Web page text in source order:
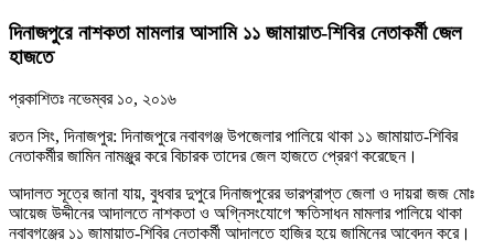
দিনাজপুরে নাশকতা মামলার আসামি ১১ জামায়াত-শিবির নেতাকর্মী জেল
হাজতে
প্রকাশিতঃ নভেম্বর ১০, ২০১৬
রতন সিং, দিনাজপুর: দিনাজপুরে নবাবগঞ্জ উপজেলার পালিয়ে থাকা ১১ জামায়াত-শিবির
নেতাকর্মীর জামিন নামঞ্জুর করে বিচারক তাদের জেল হাজতে প্রেরণ করেছেন।
আদালত সূত্রে জানা যায়, বুধবার দুপুরে দিনাজপুরের ভারপ্রাপ্ত জেলা ও দায়রা জজ মোঃ
আয়েজ উদ্দীনের আদালতে নাশকতা ও অগ্নিসংযোগে ক্ষতিসাধন মামলার পালিয়ে থাকা
নবাবগঞ্জের ১১ জামায়াত-শিবির নেতাকর্মী আদালতে হাজির হয়ে জামিনের আবেদন করে।